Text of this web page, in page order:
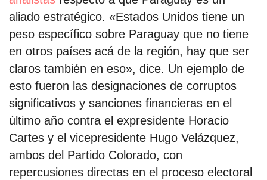
aliado estratégico. «Estados Unidos tiene un
peso específico sobre Paraguay que no tiene
en otros países acá de la región, hay que ser
claros también en eso», dice. Un ejemplo de
esto fueron las designaciones de corruptos
significativos y sanciones financieras en el
último año contra el expresidente Horacio
Cartes y el vicepresidente Hugo Velázquez,
ambos del Partido Colorado, con
repercusiones directas en el proceso electoral